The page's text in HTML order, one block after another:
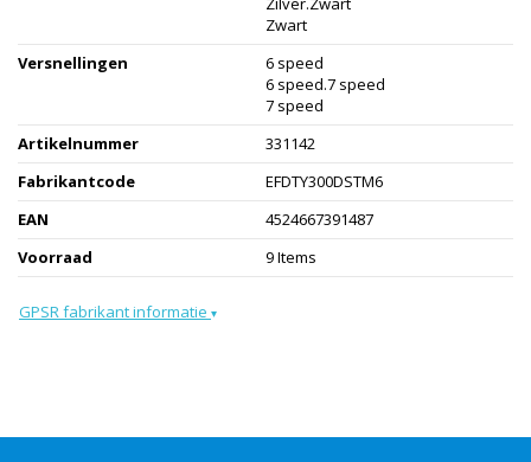
Zwart
Versnellingen
6 speed
6 speed.7 speed
7 speed
Artikelnummer
331142
Fabrikantcode
EFDTY300DSTM6
EAN
4524667391487
Voorraad
9 Items
GPSR fabrikant informatie ▾